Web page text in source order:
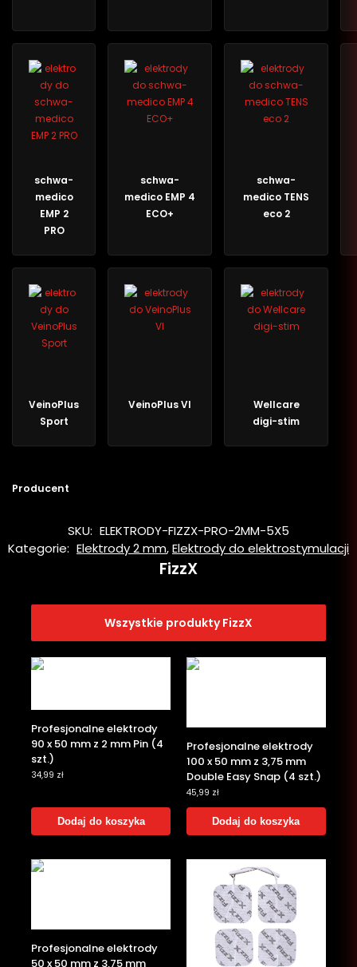
schwa-
medico
EMP 2
PRO
schwa-
medico EMP 4
ECO+
schwa-
medico TENS
eco 2
VeinoPlus
Sport
VeinoPlus VI
Wellcare
digi-stim
Producent
SKU: ELEKTRODY-FIZZX-PRO-2MM-5X5
Kategorie: Elektrody 2 mm,Elektrody do elektrostymulacji
FizzX
Wszystkie produkty FizzX
‎Profesjonalne elektrody
90 x 50 mm z 2 mm Pin (4
szt.)
34,99 zł
Dodaj do koszyka
‎Profesjonalne elektrody
100 x 50 mm z 3,75 mm
Double Easy Snap (4 szt.)
45,99 zł
Dodaj do koszyka
‎Profesjonalne elektrody
50 x 50 mm z 3,75 mm